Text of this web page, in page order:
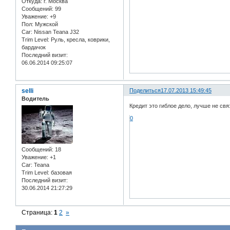
Сообщений: 99
Уважение: +9
Пол: Мужской
Car: Nissan Teana J32
Trim Level: Руль, кресла, коврики,
бардачок
Последний визит:
06.06.2014 09:25:07
Поделиться17.07.2013 15:49:45
selli
Водитель
Сообщений: 18
Уважение: +1
Car: Teana
Trim Level: базовая
Последний визит:
30.06.2014 21:27:29
Кредит это гиблое дело, лучше не
0
Страница:1 2 »